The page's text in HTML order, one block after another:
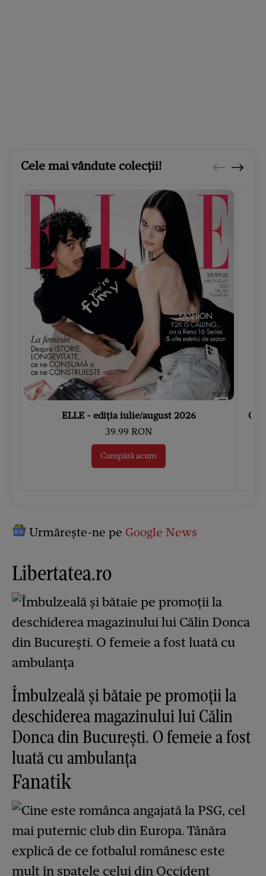
Cele mai vândute colecții!
ELLE - ediția iulie/august 2026
39.99 RON
Cumpără acum
Urmărește-ne pe Google News
Libertatea.ro
Îmbulzeală și bătaie pe promoții la
deschiderea magazinului lui Călin
Donca din București. O femeie a fost
luată cu ambulanța
Fanatik